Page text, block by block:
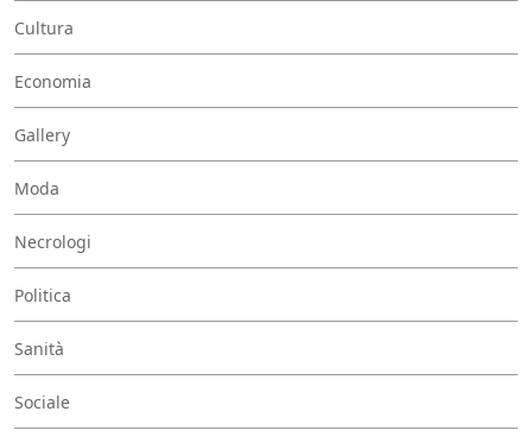
Cultura
Economia
Gallery
Moda
Necrologi
Politica
Sanità
Sociale